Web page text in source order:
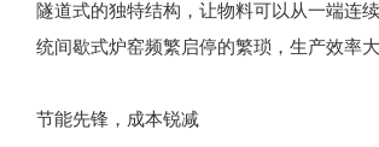
隧道式的独特结构，让物料可以从一端连
统间歇式炉窑频繁启停的繁琐，生产效率
节能先锋，成本锐减